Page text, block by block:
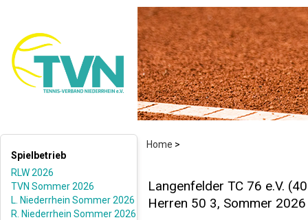
Home >
Spielbetrieb
RLW 2026
TVN Sommer 2026
L. Niederrhein Sommer 2026
R. Niederrhein Sommer 2026
Langenfelder TC 76 e.V.
Herren 50 3, Sommer 2026